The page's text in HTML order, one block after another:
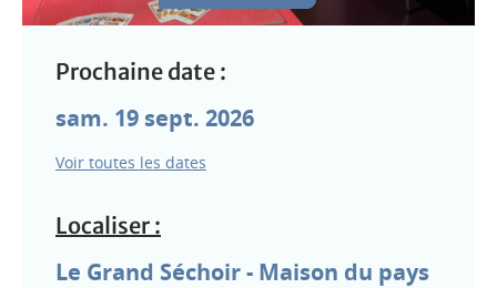
Prochaine date :
sam. 19 sept. 2026
Voir toutes les dates
Localiser :
Le Grand Séchoir - Maison du pays